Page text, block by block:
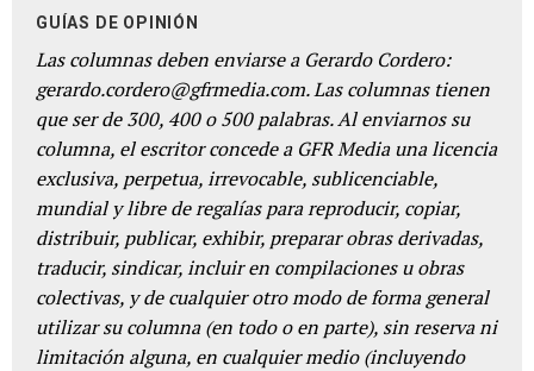
GUÍAS DE OPINIÓN
Las columnas deben enviarse a Gerardo Cordero:
gerardo.cordero@gfrmedia.com. Las columnas tienen
que ser de 300, 400 o 500 palabras. Al enviarnos su
columna, el escritor concede a GFR Media una licencia
exclusiva, perpetua, irrevocable, sublicenciable,
mundial y libre de regalías para reproducir, copiar,
distribuir, publicar, exhibir, preparar obras derivadas,
traducir, sindicar, incluir en compilaciones u obras
colectivas, y de cualquier otro modo de forma general
utilizar su columna (en todo o en parte), sin reserva ni
limitación alguna, en cualquier medio (incluyendo